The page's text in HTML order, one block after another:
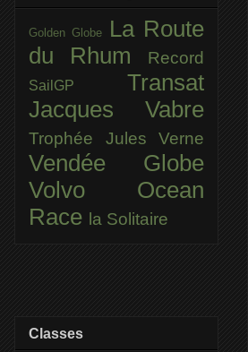
Golden Globe
La Route
du Rhum
Record
SailGP Transat
Jacques Vabre
Trophée Jules Verne
Vendée Globe
Volvo Ocean
Race la Solitaire
Classes